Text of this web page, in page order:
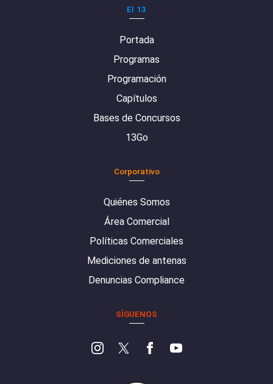
El 13
Portada
Programas
Programación
Capítulos
Bases de Concursos
13Go
Corporativo
Quiénes Somos
Área Comercial
Políticas Comerciales
Mediciones de antenas
Denuncias Compliance
SÍGUENOS